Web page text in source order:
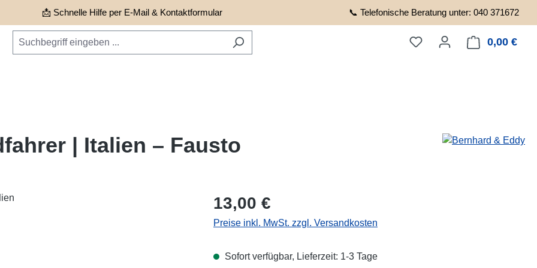
📩 Schnelle Hilfe per E-Mail & Kontaktformular 📞 Telefonische Beratung unter: 040 371672
0,00 €
| Italien – Fausto
Regulärer Preis:
13,00 €
Preise inkl. MwSt. zzgl. Versandkosten
Sofort verfügbar, Lieferzeit: 1-3 Tage